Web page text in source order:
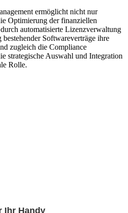
ermöglicht nicht nur
Optimierung der finanziellen
automatisierte Lizenzverwaltung
Softwareverträge ihre
zugleich die Compliance
strategische Auswahl und Integration
Rolle.
Ihr Handy